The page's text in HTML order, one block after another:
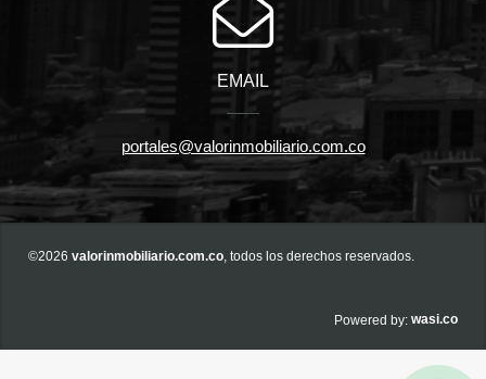
EMAIL
portales@valorinmobiliario.com.co
©2026 valorinmobiliario.com.co, todos los derechos reservados.
Powered by: wasi.co